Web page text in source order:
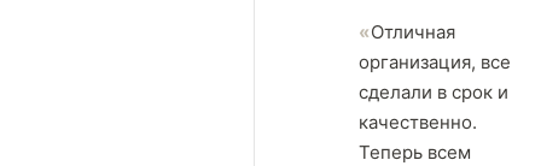
Отличная
организация, все
сделали в срок и
качественно.
Теперь всем